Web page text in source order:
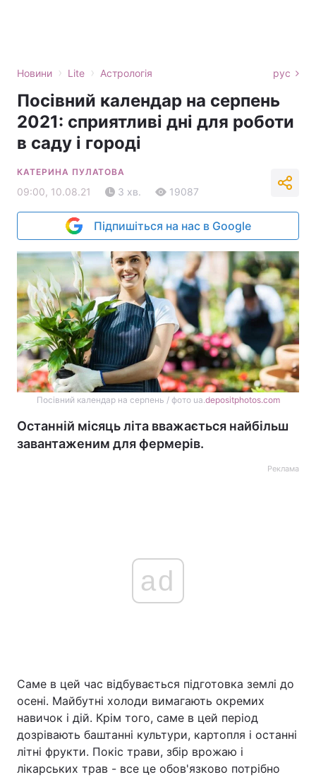
Новини › Lite › Астрологія рус
Посівний календар на серпень
2021: сприятливі дні для роботи
в саду і городі
КАТЕРИНА ПУЛАТОВА
09:00, 10.08.21 3 хв. 19087
Підпишіться на нас в Google
Посівний календар на серпень / фото ua.depositphotos.com
Останній місяць літа вважається найбільш
завантаженим для фермерів.
Реклама
ad
Саме в цей час відбувається підготовка землі до
осені. Майбутні холоди вимагають окремих
навичок і дій. Крім того, саме в цей період
дозрівають баштанні культури, картопля і останні
літні фрукти. Покіс трави, збір врожаю і
лікарських трав - все це обов'язково потрібно